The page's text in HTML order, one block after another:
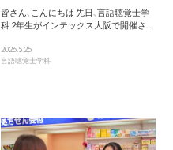
皆さん、こんにちは 先日、言語聴覚士学
科 2年生がインテックス大阪で開催さ...
2026.5.25
言語聴覚士学科